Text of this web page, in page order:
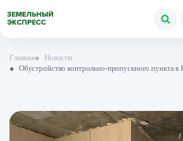
Главная●
Новости
● Обустройство контрольно-пропускного пункта